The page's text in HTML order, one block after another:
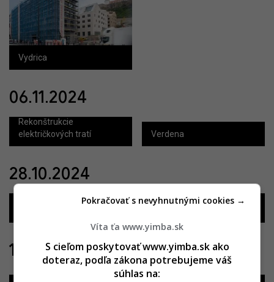
Vydrica
06.11.2024
Rekonštrukcie
električkových tratí
Verdena
28.10.2024
Nosný systém Mestskej
hromadnej dopravy, II.
Nájomný obytný súbor
10.10.2024
Víta ťa www.yimba.sk
S cieľom poskytovať www.yimba.sk ako
doteraz, podľa zákona potrebujeme váš
súhlas na:
Pokračovať s nevyhnutnými cookies →